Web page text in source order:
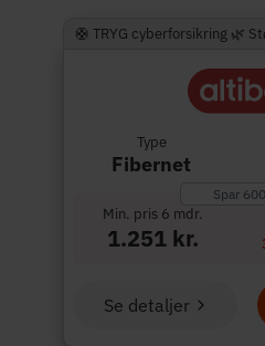
🛟 TRYG cyberforsikring 🌿
Type
Fibernet
Spar
Min. pris 6 mdr.
1.251 kr.
Se detaljer